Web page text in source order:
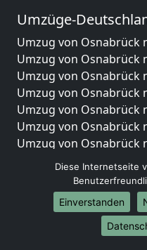
Umzüge-
Umzug von Osnabrück
Umzug von Osnabrück
Umzug von Osnabrück
Umzug von Osnabrück
Umzug von Osnabrück
Umzug von Osnabrück
Umzug von Osnabrück
Umzug von Osnabrück
Umzug von
Umzug von Osnabrück
Umzug von Osnabrück
Umzug von Osnabrück
Diese Internetseite
Einverstanden